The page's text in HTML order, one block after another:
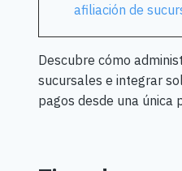
afiliación de
Descubre cómo
sucursales e integrar
pagos desde una única